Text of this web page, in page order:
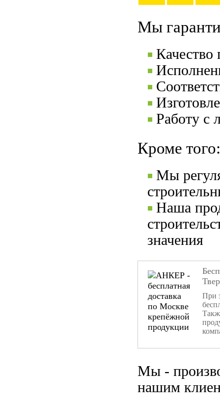
Мы
Качество
Работу с
Кроме того:
Мы
Наша
значения
При
Мы -
нашим